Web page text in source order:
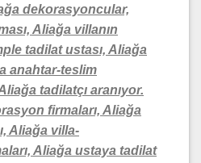
dekorasyoncular,
Aliağa villanın
tadilat ustası, Aliağa
anahtar-teslim
tadilatçı aranıyor.
firmaları, Aliağa
Aliağa villa-
Aliağa ustaya tadilat